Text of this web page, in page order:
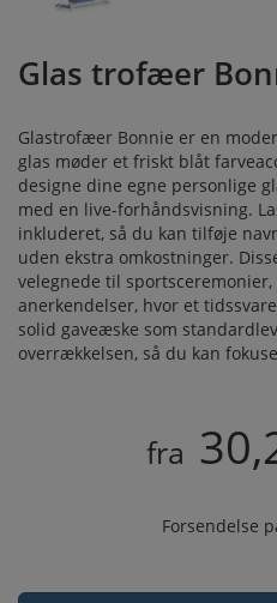
Glas trofæer
Glastrofæer Bonnie er en
glas møder et friskt blåt
designe dine egne personlige
med en live-forhåndsvisning.
inkluderet, så du kan tilføje
uden ekstra omkostninger.
velegnede til
anerkendelser, hvor et
solid gaveæske som
overrækkelsen, så du kan
fra
Forsendelse